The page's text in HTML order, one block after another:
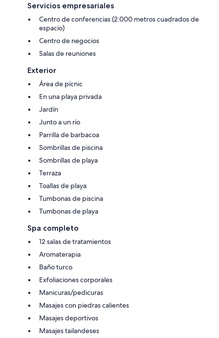
Servicios empresariales
Centro de conferencias (2.000 metros cuadrados de
espacio)
Centro de negocios
Salas de reuniones
Exterior
Área de pícnic
En una playa privada
Jardín
Junto a un río
Parrilla de barbacoa
Sombrillas de piscina
Sombrillas de playa
Terraza
Toallas de playa
Tumbonas de piscina
Tumbonas de playa
Spa completo
12 salas de tratamientos
Aromaterapia
Baño turco
Exfoliaciones corporales
Manicuras/pedicuras
Masajes con piedras calientes
Masajes deportivos
Masajes tailandeses